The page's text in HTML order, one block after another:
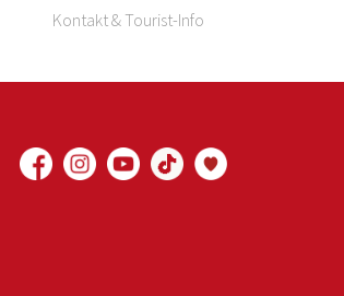
Kontakt & Tourist-Info